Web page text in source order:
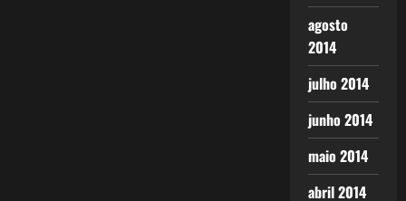
agosto
2014
julho 2014
junho 2014
maio 2014
abril 2014